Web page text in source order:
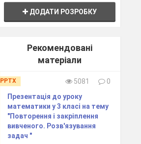
ДОДАТИ РОЗРОБКУ
Рекомендовані
матеріали
PPTX 5081
0
Презентація до уроку
математики у 3 класі на тему
"Повторення і закріплення
вивченого. Розв'язування
задач "